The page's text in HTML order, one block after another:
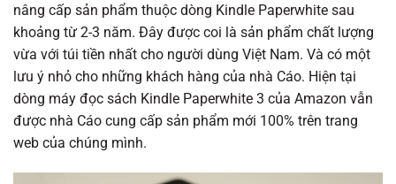
nâng cấp sản phẩm thuộc dòng Kindle Paperwhite sau
khoảng từ 2-3 năm. Đây được coi là sản phẩm chất lượng
vừa với túi tiền nhất cho người dùng Việt Nam. Và có một
lưu ý nhỏ cho những khách hàng của nhà Cáo. Hiện tại
dòng máy đọc sách Kindle Paperwhite 3 của Amazon vẫn
được nhà Cáo cung cấp sản phẩm mới 100% trên trang
web của chúng mình.